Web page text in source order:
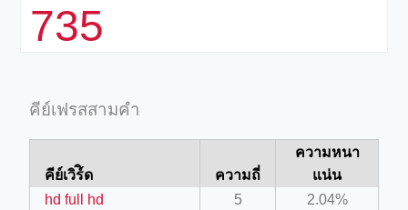
735
คีย์เฟรสสามคำ
คีย์เวิร์ิด ความถี่
ความหนา
แน่น
hd full hd
5
2.04%